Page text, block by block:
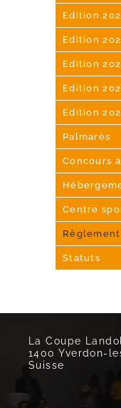
Edition
Edition
Edition
Edition
Edition
Palmarès
Concours
Centre
Statuts
La Coupe
1400 Yverdon-
Suisse